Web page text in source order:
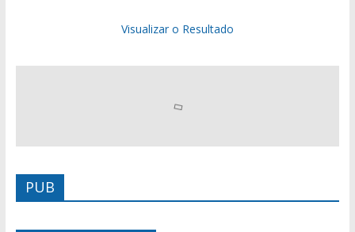
Visualizar o Resultado
PUB